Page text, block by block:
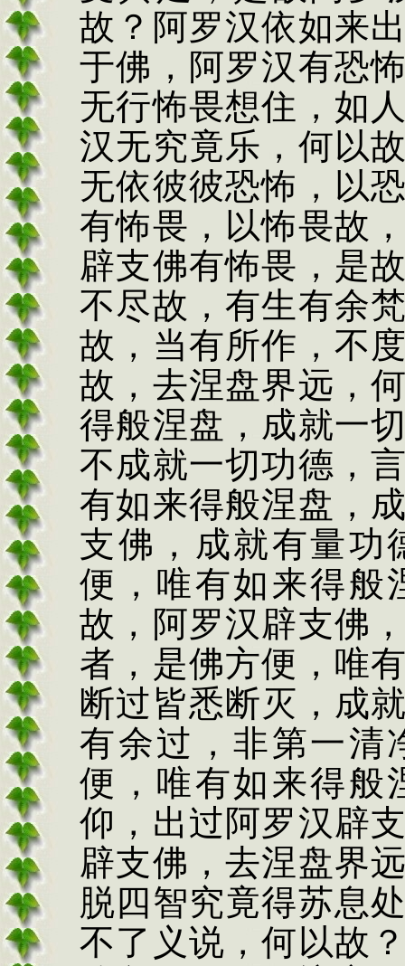
故？阿罗汉依如来
于佛，阿罗汉有恐
无行怖畏想住，如
汉无究竟乐，何以
无依彼彼恐怖，以
有怖畏，以怖畏故
辟支佛有怖畏，是
不尽故，有生有余
故，当有所作，不
故，去涅盘界远，
得般涅盘，成就一
不成就一切功德，
有如来得般涅盘，
支佛，成就有量功
便，唯有如来得般
故，阿罗汉辟支佛
者，是佛方便，唯
断过皆悉断灭，成
有余过，非第一清
便，唯有如来得般
仰，出过阿罗汉辟
辟支佛，去涅盘界
脱四智究竟得苏息
不了义说，何以故